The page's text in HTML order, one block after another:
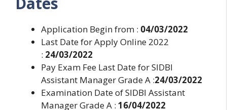
Application Begin from : 04/03/2022
Last Date for Apply Online 2022
: 24/03/2022
Pay Exam Fee Last Date for SIDBI
Assistant Manager Grade A :24/03/2022
Examination Date of SIDBI Assistant
Manager Grade A : 16/04/2022